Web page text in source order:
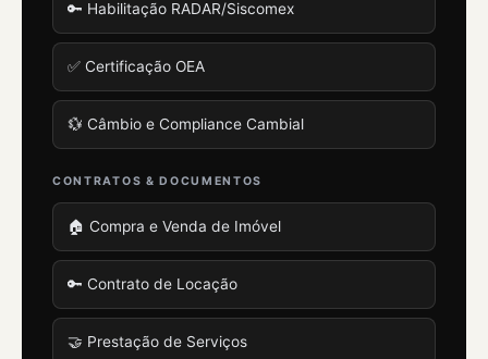
🔑 Habilitação RADAR/Siscomex
✅ Certificação OEA
💱 Câmbio e Compliance Cambial
CONTRATOS & DOCUMENTOS
🏠 Compra e Venda de Imóvel
🔑 Contrato de Locação
🤝 Prestação de Serviços